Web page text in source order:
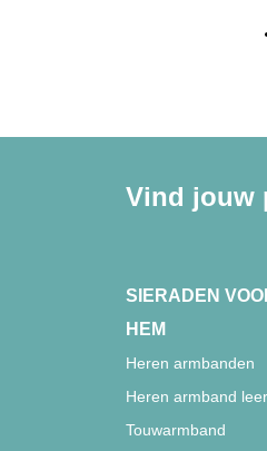
Vind jouw
SIERADEN
HEM
Heren armbanden
Heren armband leer
Touwarmband